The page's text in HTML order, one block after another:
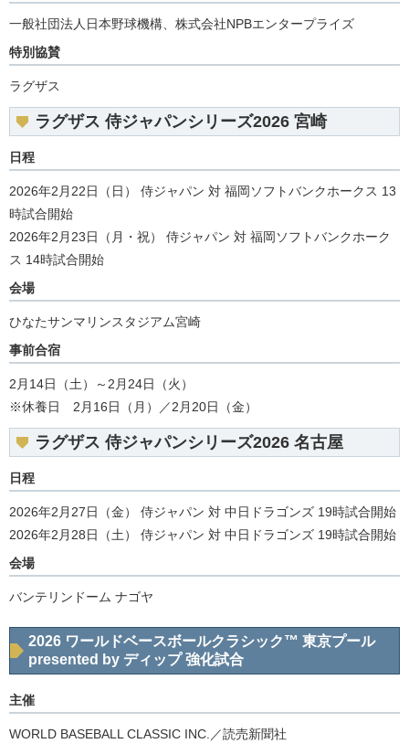
一般社団法人日本野球機構、株式会社NPBエンタープライズ
特別協賛
ラグザス
ラグザス 侍ジャパンシリーズ2026 宮崎
日程
2026年2月22日（日） 侍ジャパン 対 福岡ソフトバンクホークス 13
時試合開始
2026年2月23日（月・祝） 侍ジャパン 対 福岡ソフトバンクホーク
ス 14時試合開始
会場
ひなたサンマリンスタジアム宮崎
事前合宿
2月14日（土）～2月24日（火）
※休養日 2月16日（月）／2月20日（金）
ラグザス 侍ジャパンシリーズ2026 名古屋
日程
2026年2月27日（金） 侍ジャパン 対 中日ドラゴンズ 19時試合開始
2026年2月28日（土） 侍ジャパン 対 中日ドラゴンズ 19時試合開始
会場
バンテリンドーム ナゴヤ
2026 ワールドベースボールクラシック™ 東京プール
presented by ディップ 強化試合
主催
WORLD BASEBALL CLASSIC INC.／読売新聞社